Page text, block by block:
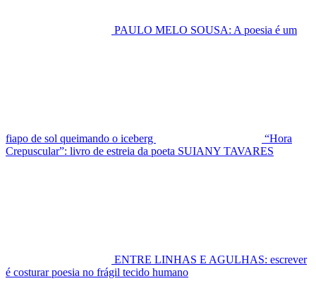
PAULO MELO SOUSA: A poesia é um
fiapo de sol queimando o iceberg
“Hora
Crepuscular”: livro de estreia da poeta SUIANY TAVARES
ENTRE LINHAS E AGULHAS: escrever
é costurar poesia no frágil tecido humano